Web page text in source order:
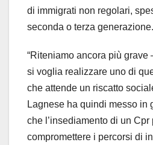
di immigrati non regolari,
seconda o terza generazione.
“Riteniamo ancora più grave
si voglia realizzare uno di
che attende un riscatto
Lagnese ha quindi messo in
che l’insediamento di un Cpr
compromettere i percorsi di